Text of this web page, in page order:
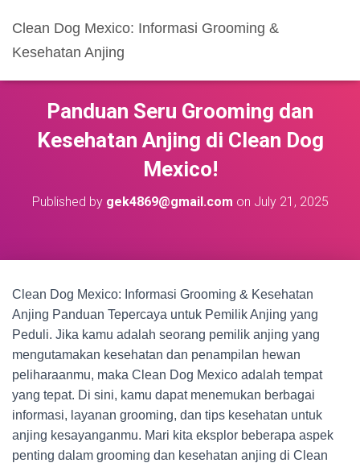
Clean Dog Mexico: Informasi Grooming &
Kesehatan Anjing
Panduan Seru Grooming dan
Kesehatan Anjing di Clean Dog
Mexico!
Published by gek4869@gmail.com on July 21, 2025
Clean Dog Mexico: Informasi Grooming & Kesehatan
Anjing Panduan Tepercaya untuk Pemilik Anjing yang
Peduli. Jika kamu adalah seorang pemilik anjing yang
mengutamakan kesehatan dan penampilan hewan
peliharaanmu, maka Clean Dog Mexico adalah tempat
yang tepat. Di sini, kamu dapat menemukan berbagai
informasi, layanan grooming, dan tips kesehatan untuk
anjing kesayanganmu. Mari kita eksplor beberapa aspek
penting dalam grooming dan kesehatan anjing di Clean